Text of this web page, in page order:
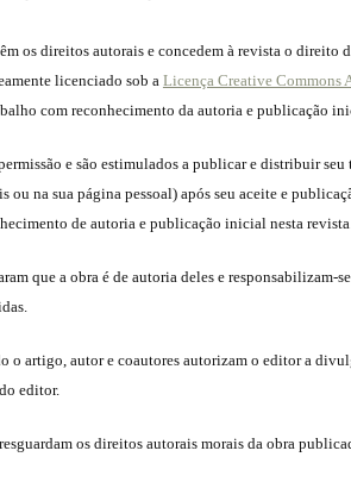
os direitos autorais e concedem à revista o direito
licenciado sob a Licença Creative Commons
com reconhecimento da autoria e publicação
e são estimulados a publicar e distribuir
na sua página pessoal) após seu aceite e
de autoria e publicação inicial nesta
que a obra é de autoria deles e responsabilizam-
o artigo, autor e coautores autorizam o editor a
editor.
os direitos autorais morais da obra